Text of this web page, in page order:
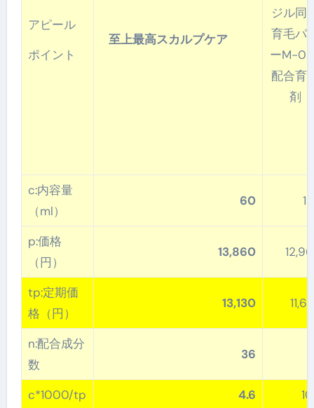
アピール
ポイント
至上最高スカルプケア
ジル同
育毛パ
ーM-
配合育
剤
c:内容量
（ml）
60
p:価格
（円）
13,860
tp:定期価
格（円）
13,130
n:配合成分
数
36
c*1000/tp 4.6